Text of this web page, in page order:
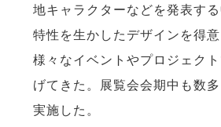
地キャラクターなどを発表す
特性を生かしたデザインを得
様々なイベントやプロジェク
げてきた。展覧会会期中も数
実施した。